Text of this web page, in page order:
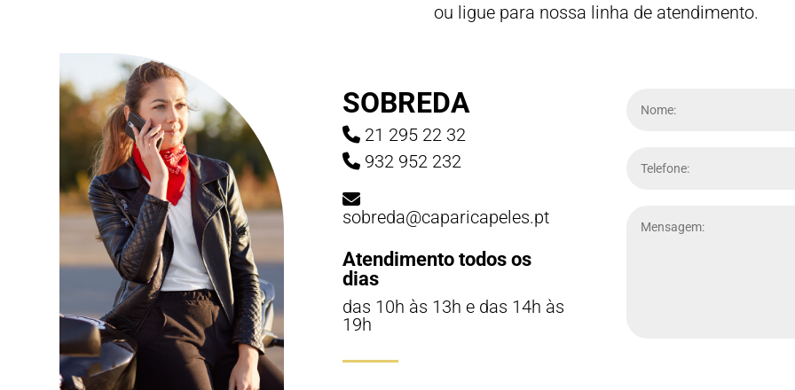
ou ligue para nossa linha de atendimento.
SOBREDA
21 295 22 32
932 952 232
sobreda@caparicapeles.pt
Atendimento todos os
dias
das 10h às 13h e das 14h às
19h